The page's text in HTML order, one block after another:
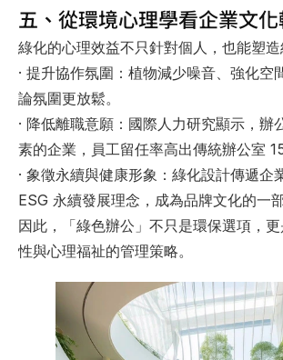
五、從環境心理學看企業文
綠化的心理效益不只針對個人，也能塑造
· 提升協作氛圍 ：植物減少噪音、強化空
論氛圍更放鬆。
· 降低離職意願 ：國際人力研究顯示，辦
素的企業，員工留任率高出傳統辦公室
· 象徵永續與健康形象 ：綠化設計傳遞企
ESG 永續發展理念，成為品牌文化的一部
因此，「綠色辦公」不只是環保選項，
性與心理福祉的管理策略。